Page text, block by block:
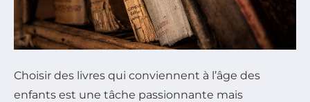
Choisir des livres qui conviennent à l’âge des
enfants est une tâche passionnante mais